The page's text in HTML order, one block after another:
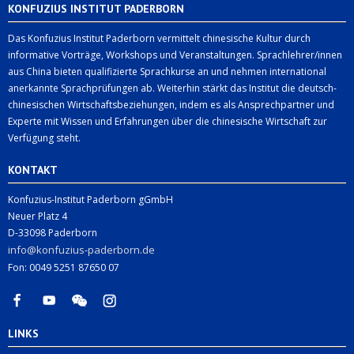
KONFUZIUS INSTITUT PADERBORN
Das Konfuzius Institut Paderborn vermittelt chinesische Kultur durch
informative Vorträge, Workshops und Veranstaltungen. Sprachlehrer/innen
aus China bieten qualifizierte Sprachkurse an und nehmen international
anerkannte Sprachprüfungen ab. Weiterhin stärkt das Institut die deutsch-
chinesischen Wirtschaftsbeziehungen, indem es als Ansprechpartner und
Experte mit Wissen und Erfahrungen über die chinesische Wirtschaft zur
Verfügung steht.
KONTAKT
Konfuzius-Institut Paderborn gGmbH
Neuer Platz 4
D-33098 Paderborn
info@konfuzius-paderborn.de
Fon: 0049 5251 87650 07
LINKS